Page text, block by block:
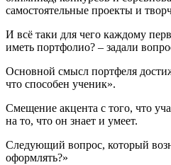
самостоятельные проекты и
И всё таки для чего каждому
иметь портфолио? – задали
Основной смысл портфеля
что способен ученик».
Смещение акцента с того, что
на то, что он знает и умеет.
Следующий вопрос, который
оформлять?»